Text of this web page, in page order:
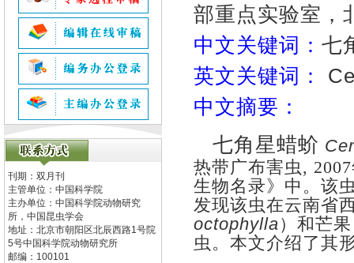
刊期：双月刊
主管单位： 中国科学院
主办单位： 中国科学院动物研究
所，中国昆虫学会
地址： 北京市朝阳区北辰西路1号院
5号中国科学院动物研究所
邮编： 100101
部重点实验室，
中文关键词： 七
英文关键词：
中文摘要：
七角星蜡蚧
热带广布害虫, 2007
生物名录》中。该
发现该虫在云南省
octophylla） 和芒
虫。本文介绍了其